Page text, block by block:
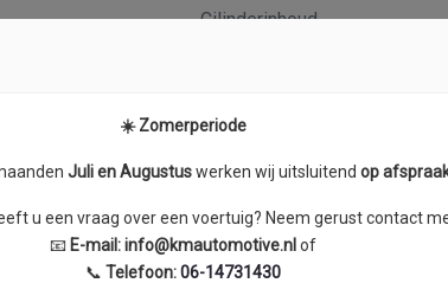
Cilinderinhoud
Koppel
Gemiddeld verbruik
☀️ Zomerperiode
Juli en Augustuswerken wij uitsluitend op
u een vraag over een voertuig? Neem gerust contact
📧 E-mail:info@kmautomotive.nl of
📞 Telefoon:06-14731430